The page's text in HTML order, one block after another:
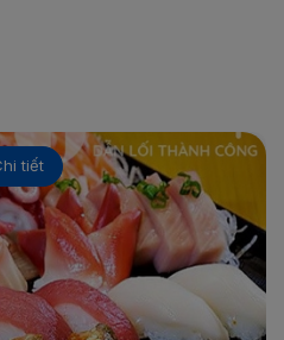
tiết